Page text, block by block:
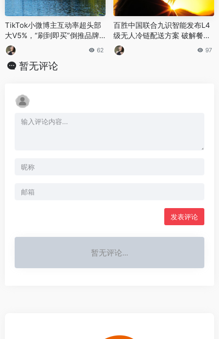
TikTok小微博主互动率超头部
大V5%，“刷到即买”倒推品牌
转型
62
百胜中国联合九识智能发布L4
级无人冷链配送方案 破解餐饮
冷链行业痛点
97
暂无评论
发表评论
暂无评论...